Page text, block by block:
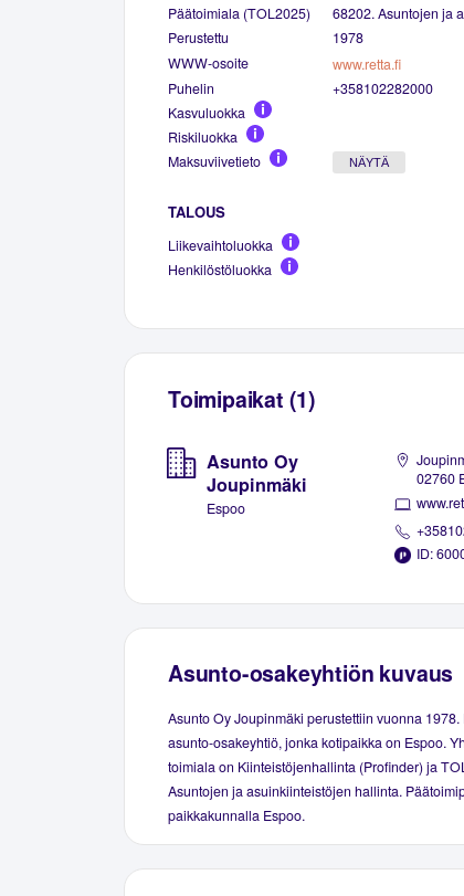
Päätoimiala (TOL2025)
68202. Asuntojen ja
Perustettu
1978
WWW-osoite
www.retta.fi
Puhelin
+358102282000
Kasvuluokka
Riskiluokka
Maksuviivetieto
NÄYTÄ
TALOUS
Liikevaihtoluokka
Henkilöstöluokka
Toimipaikat (1)
Asunto Oy
Joupinmäki
Espoo
02760
ID:
Asunto-osakeyhtiön kuvaus
Asunto Oy Joupinmäki perustettiin vuonna 1978.
asunto-osakeyhtiö, jonka kotipaikka on Espoo.
toimiala on Kiinteistöjenhallinta (Profinder) ja
Asuntojen ja asuinkiinteistöjen hallinta.
paikkakunnalla Espoo.